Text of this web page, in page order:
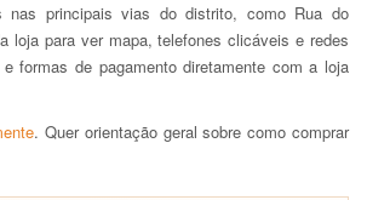
nas principais vias do distrito, como Rua do
loja para ver mapa, telefones clicáveis e redes
formas de pagamento diretamente com a loja
. Quer orientação geral sobre como comprar